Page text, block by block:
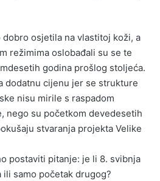
osjetila na vlastitoj koži, a
režimima oslobađali su se te
godina prošlog stoljeća.
dodatnu cijenu jer se strukture
nisu mirile s raspadom
nego su početkom devedesetih
stvaranja projekta Velike
postaviti pitanje: je li 8. svibnja
samo početak drugog?